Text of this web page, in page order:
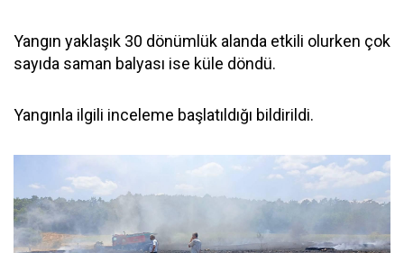
Yangın yaklaşık 30 dönümlük alanda etkili olurken çok
sayıda saman balyası ise küle döndü.
Yangınla ilgili inceleme başlatıldığı bildirildi.